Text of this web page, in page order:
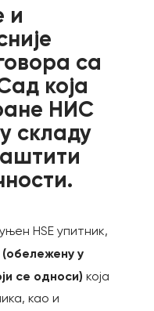
и
са
која
НИС
складу
HSE упитник,
(обележену у
се односи) која
као и